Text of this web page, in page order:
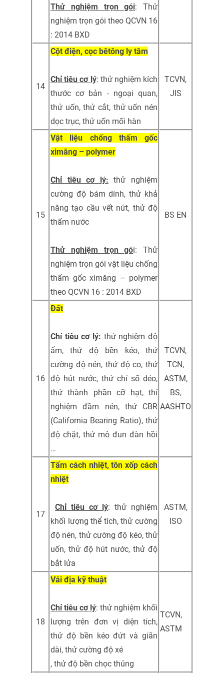
Thử nghiệm trọn gói: Thử
nghiệm trọn gói theo QCVN 16
: 2014 BXD
14
Cột điện, cọc bêtông ly tâm
Chỉ tiêu cơ lý: thử nghiệm kích
thước cơ bản - ngoại quan,
thử uốn, thử cắt, thử uốn nén
dọc trục, thử uốn mối hàn
TCVN,
JIS
15
Vật liệu chống thấm gốc
ximăng – polymer
Chỉ tiêu cơ lý: thử nghiệm
cường độ bám dính, thử khả
năng tạo cầu vết nứt, thử độ
thấm nước
Thử nghiệm trọn gói: Thử
nghiệm trọn gói vật liệu chống
thấm gốc ximăng – polymer
theo QCVN 16 : 2014 BXD
BS EN
16
Đất
Chỉ tiêu cơ lý: thử nghiệm độ
ẩm, thử độ bền kéo, thử
cường độ nén, thử độ co, thử
độ hút nước, thử chỉ số dẻo,
thử thành phần cỡ hạt, thí
nghiệm đầm nén, thử CBR
(California Bearing Ratio), thử
độ chặt, thử mô đun đàn hồi
…
TCVN,
TCN,
ASTM,
BS,
AASHTO
17
Tấm cách nhiệt, tôn xốp cách
nhiệt
Chỉ tiêu cơ lý: thử nghiệm
khối lượng thể tích, thử cường
độ nén, thử cường độ kéo, thử
uốn, thử độ hút nước, thử độ
bắt lửa
ASTM,
ISO
18
Vải địa kỹ thuật
Chỉ tiêu cơ lý: thử nghiệm khối
lượng trên đơn vị diện tích,
thử độ bền kéo đứt và giãn
dài, thử cường độ xé
, thử độ bền chọc thủng
TCVN,
ASTM